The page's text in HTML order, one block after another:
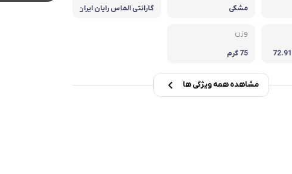
msi مشکی
گارانتی الماس رایان ایران
31.91 × 66.64 × 72.91
وزن
75 گرم
مشاهده همه ویژگی ها